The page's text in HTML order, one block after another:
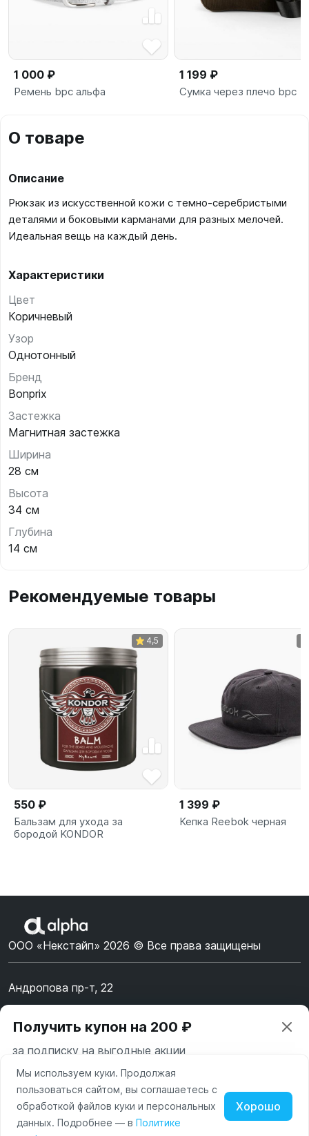
1 000 ₽
Ремень bpc альфа
1 199 ₽
Сумка через плечо bpc
О товаре
Описание
Рюкзак из искусственной кожи с темно-серебристыми
деталями и боковыми карманами для разных мелочей.
Идеальная вещь на каждый день.
Характеристики
Цвет
Коричневый
Узор
Однотонный
Бренд
Bonprix
Застежка
Магнитная застежка
Ширина
28 см
Высота
34 см
Глубина
14 см
Рекомендуемые товары
4,5
550 ₽
Бальзам для ухода за
бородой KONDOR
1 399 ₽
Кепка Reebok черная
ООО «Некстайп» 2026 © Все права защищены
Андропова пр-т, 22
8 (800) 123-55-44
msk@alpha-demo.ru
Акции
О магазине
Получить купон на 200 ₽
за подписку на выгодные акции
Нажимая на кнопку «Подписаться» вы соглашаетесь с
условиями пользования и политикой конфиденциальности
Ваш город —Москва
Московская область
Изменить
Мы используем куки. Продолжая
пользоваться сайтом, вы соглашаетесь с
обработкой файлов куки и персональных
данных. Подробнее — в Политике
Хорошо